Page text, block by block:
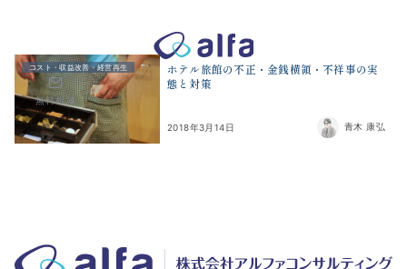
無料相談
株式会社アルファコンサルティング｜ホテル・旅館・観光業の事
コスト・収益改善・経営再生
ホテル旅館の不正・金銭横領・不祥事の実
態と対策
2018年3月14日 青木 康弘